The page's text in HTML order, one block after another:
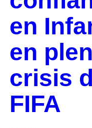
en
en
crisis
FIFA